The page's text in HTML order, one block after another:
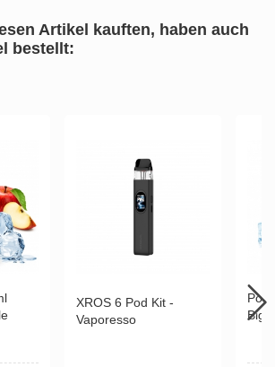
Artikel kauften, haben auch
bestellt:
XROS 6 Pod Kit -
Vaporesso
Big